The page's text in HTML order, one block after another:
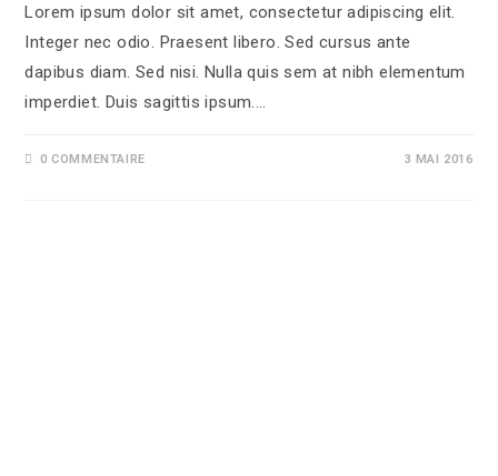
Lorem ipsum dolor sit amet, consectetur adipiscing elit.
Integer nec odio. Praesent libero. Sed cursus ante
dapibus diam. Sed nisi. Nulla quis sem at nibh elementum
imperdiet. Duis sagittis ipsum.…
0 COMMENTAIRE 3 MAI 2016